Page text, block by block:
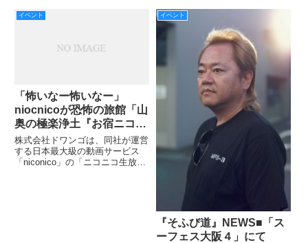
ビルド＆エグゼイド with レジェ
念として、リツイートキャンペー
ンを実施する。
イベント
「怖いなー怖いなー」
niocnicoが恐怖の旅館「山
奥の極楽浄土『お宿ニコニ
コ』をオープン「お宿の女
将」がホラー空間にご招待
株式会社ドワンゴは、同社が運営
する日本最大級の動画サービス
「niconico」の「ニコニコ生放
イベント
『そふび道』NEWS■「ス
ーフェス大阪４」にて